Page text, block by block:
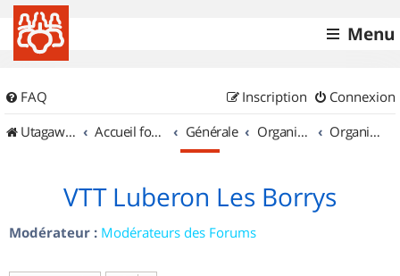
Menu
FAQ Connexion
Inscription
UtagawaVTT (Randos VTT et VTTAE avec traces GPS)
Accueil forum Générale Organisation de sorties & Recherche de partenaires Organisation de sorties en région Provence Alpes Côte d'Azur
VTT Luberon Les Borrys
Modérateur : Modérateurs des Forums